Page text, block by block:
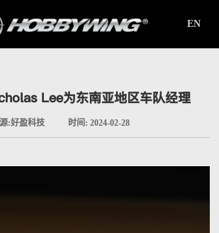
EN
Lee为东南亚地区车队经理
:好盈科技 时间: 2024-02-28